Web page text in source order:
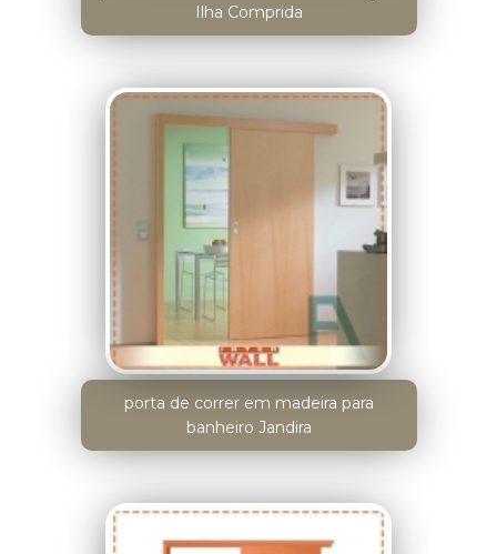
Ilha Comprida
porta de correr em madeira para
banheiro Jandira